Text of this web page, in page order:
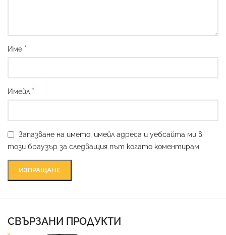
Име *
Имейл *
Запазване на името, имейл адреса и уебсайта ми в
този браузър за следващия път когато коментирам.
СВЪРЗАНИ ПРОДУКТИ